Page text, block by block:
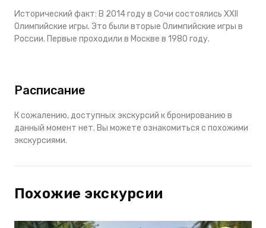
Исторический факт: В 2014 году в Сочи состоялись XXII
Олимпийские игры. Это были вторые Олимпийские игры в
России. Первые проходили в Москве в 1980 году.
Расписание
К сожалению, доступных экскурсий к бронированию в
данный момент нет. Вы можете ознакомиться с похожими
экскурсиями.
Похожие экскурсии